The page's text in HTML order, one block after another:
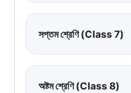
সপ্তম শ্রেণি (Class 7)
অষ্টম শ্রেণি (Class 8)